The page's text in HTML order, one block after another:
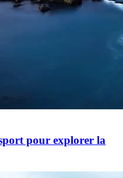
pour explorer la